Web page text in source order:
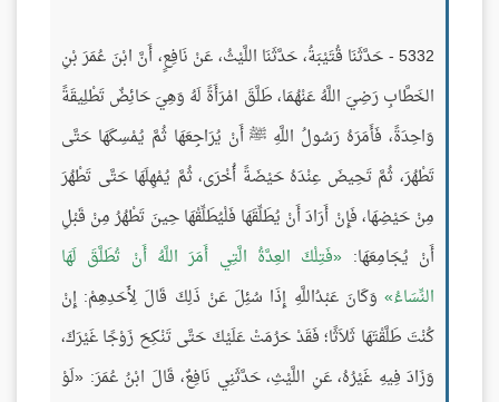
5332 - حَدَّثَنَا قُتَيْبَةُ، حَدَّثَنَا اللَّيْثُ، عَنْ نَافِعٍ، أَنَّ ابْنَ عُمَرَ بْنِ
الخَطَّابِ رَضِيَ اللَّهُ عَنْهُمَا، طَلَّقَ امْرَأَةً لَهُ وَهِيَ حَائِضٌ تَطْلِيقَةً
وَاحِدَةً، فَأَمَرَهُ رَسُولُ اللَّهِ ﷺ أَنْ يُرَاجِعَهَا ثُمَّ يُمْسِكَهَا حَتَّى
تَطْهُرَ، ثُمَّ تَحِيضَ عِنْدَهُ حَيْضَةً أُخْرَى، ثُمَّ يُمْهِلَهَا حَتَّى تَطْهُرَ
مِنْ حَيْضِهَا، فَإِنْ أَرَادَ أَنْ يُطَلِّقَهَا فَلْيُطَلِّقْهَا حِينَ تَطْهُرُ مِنْ قَبْلِ
أَنْ يُجَامِعَهَا:
فَتِلْكَ العِدَّةُ الَّتِي أَمَرَ اللَّهُ أَنْ تُطَلَّقَ لَهَا
النِّسَاءُ وَكَانَ عَبْدُاللَّهِ إِذَا سُئِلَ عَنْ ذَلِكَ قَالَ لِأَحَدِهِمْ: إِنْ
كُنْتَ طَلَّقْتَهَا ثَلاَثًا؛ فَقَدْ حَرُمَتْ عَلَيْكَ حَتَّى تَنْكِحَ زَوْجًا غَيْرَكَ،
وَزَادَ فِيهِ غَيْرُهُ، عَنِ اللَّيْثِ، حَدَّثَنِي نَافِعٌ، قَالَ ابْنُ عُمَرَ: «لَوْ